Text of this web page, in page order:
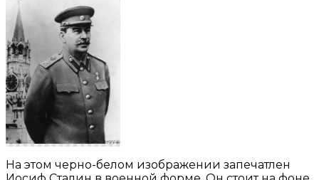
На этом черно-белом изображении запечатлен